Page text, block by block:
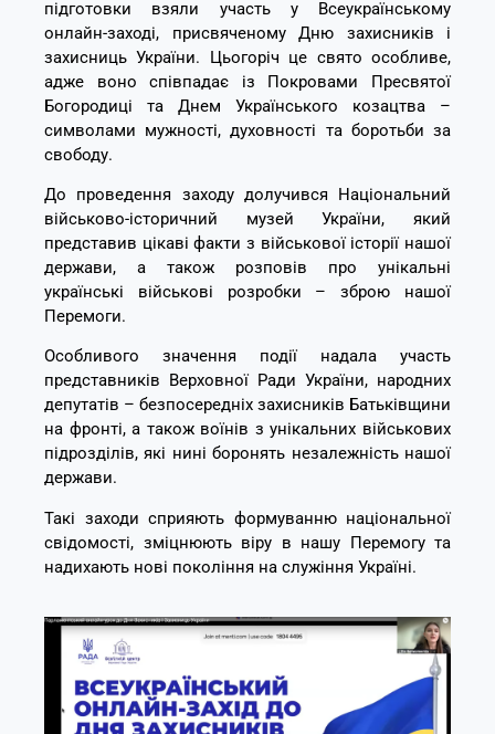
підготовки взяли участь у Всеукраїнському
онлайн-заході, присвяченому Дню захисників і
захисниць України. Цьогоріч це свято особливе,
адже воно співпадає із Покровами Пресвятої
Богородиці та Днем Українського козацтва –
символами мужності, духовності та боротьби за
свободу.
До проведення заходу долучився Національний
військово-історичний музей України, який
представив цікаві факти з військової історії нашої
держави, а також розповів про унікальні
українські військові розробки – зброю нашої
Перемоги.
Особливого значення події надала участь
представників Верховної Ради України, народних
депутатів – безпосередніх захисників Батьківщини
на фронті, а також воїнів з унікальних військових
підрозділів, які нині боронять незалежність нашої
держави.
Такі заходи сприяють формуванню національної
свідомості, зміцнюють віру в нашу Перемогу та
надихають нові покоління на служіння Україні.